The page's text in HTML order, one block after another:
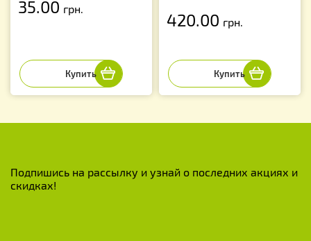
35.00 грн.
420.00 грн.
Подпишись на рассылку и узнай о последних акциях и
скидках!